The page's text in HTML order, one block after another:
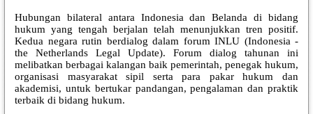
Hubungan bilateral antara Indonesia dan Belanda di bidang
hukum yang tengah berjalan telah menunjukkan tren positif.
Kedua negara rutin berdialog dalam forum INLU (Indonesia -
the Netherlands Legal Update). Forum dialog tahunan ini
melibatkan berbagai kalangan baik pemerintah, penegak hukum,
organisasi masyarakat sipil serta para pakar hukum dan
akademisi, untuk bertukar pandangan, pengalaman dan praktik
terbaik di bidang hukum.